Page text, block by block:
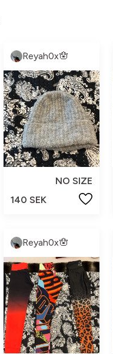
Reyah0x🪬
NO SIZE
140 SEK
Reyah0x🪬